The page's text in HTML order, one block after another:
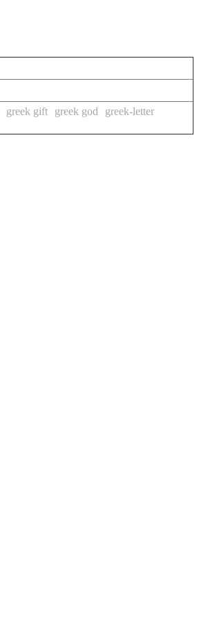
greek gift greek god
greek-letter